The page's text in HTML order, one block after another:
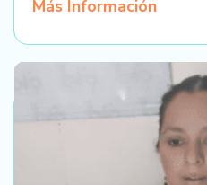
Más Información